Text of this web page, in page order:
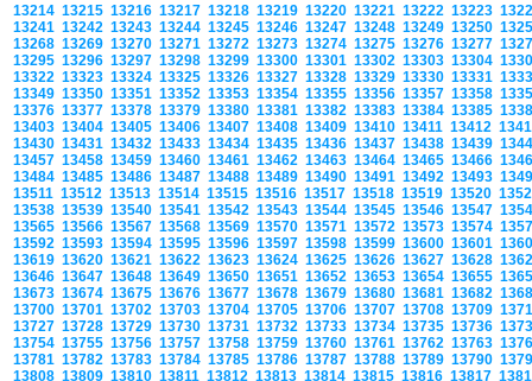
13214 13215 13216 13217 13218 13219 13220 13221 13222 13223
13241 13242 13243 13244 13245 13246 13247 13248 13249 13250
13268 13269 13270 13271 13272 13273 13274 13275 13276 13277
13295 13296 13297 13298 13299 13300 13301 13302 13303 13304
13322 13323 13324 13325 13326 13327 13328 13329 13330 13331
13349 13350 13351 13352 13353 13354 13355 13356 13357 13358
13376 13377 13378 13379 13380 13381 13382 13383 13384 13385
13403 13404 13405 13406 13407 13408 13409 13410 13411 13412
13430 13431 13432 13433 13434 13435 13436 13437 13438 13439
13457 13458 13459 13460 13461 13462 13463 13464 13465 13466
13484 13485 13486 13487 13488 13489 13490 13491 13492 13493
13511 13512 13513 13514 13515 13516 13517 13518 13519 13520
13538 13539 13540 13541 13542 13543 13544 13545 13546 13547
13565 13566 13567 13568 13569 13570 13571 13572 13573 13574
13592 13593 13594 13595 13596 13597 13598 13599 13600 13601
13619 13620 13621 13622 13623 13624 13625 13626 13627 13628
13646 13647 13648 13649 13650 13651 13652 13653 13654 13655
13673 13674 13675 13676 13677 13678 13679 13680 13681 13682
13700 13701 13702 13703 13704 13705 13706 13707 13708 13709
13727 13728 13729 13730 13731 13732 13733 13734 13735 13736
13754 13755 13756 13757 13758 13759 13760 13761 13762 13763
13781 13782 13783 13784 13785 13786 13787 13788 13789 13790
13808 13809 13810 13811 13812 13813 13814 13815 13816 13817